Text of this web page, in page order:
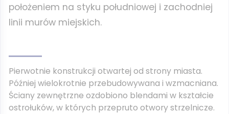
położeniem na styku południowej i zachodniej
linii murów miejskich.
Pierwotnie konstrukcji otwartej od strony miasta.
Później wielokrotnie przebudowywana i wzmacniana.
Ściany zewnętrzne ozdobiono blendami w kształcie
ostrołuków, w których przepruto otwory strzelnicze.